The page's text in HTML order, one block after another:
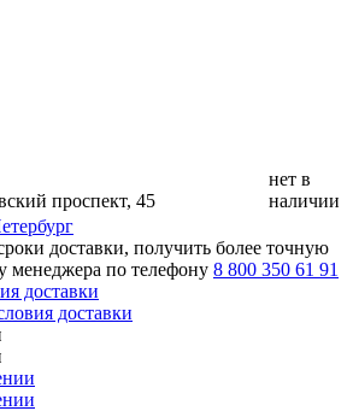
проспект, 45
нет в
наличии
доставки, получить более точную
по телефону 8 800 350 61 91
доставки
доставки